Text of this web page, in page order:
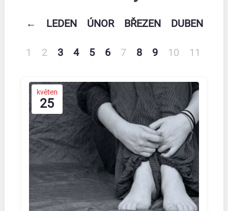
← LEDEN ÚNOR BŘEZEN DUBEN
1 2 3 4 5 6 7 8 9 10 11
květen
25